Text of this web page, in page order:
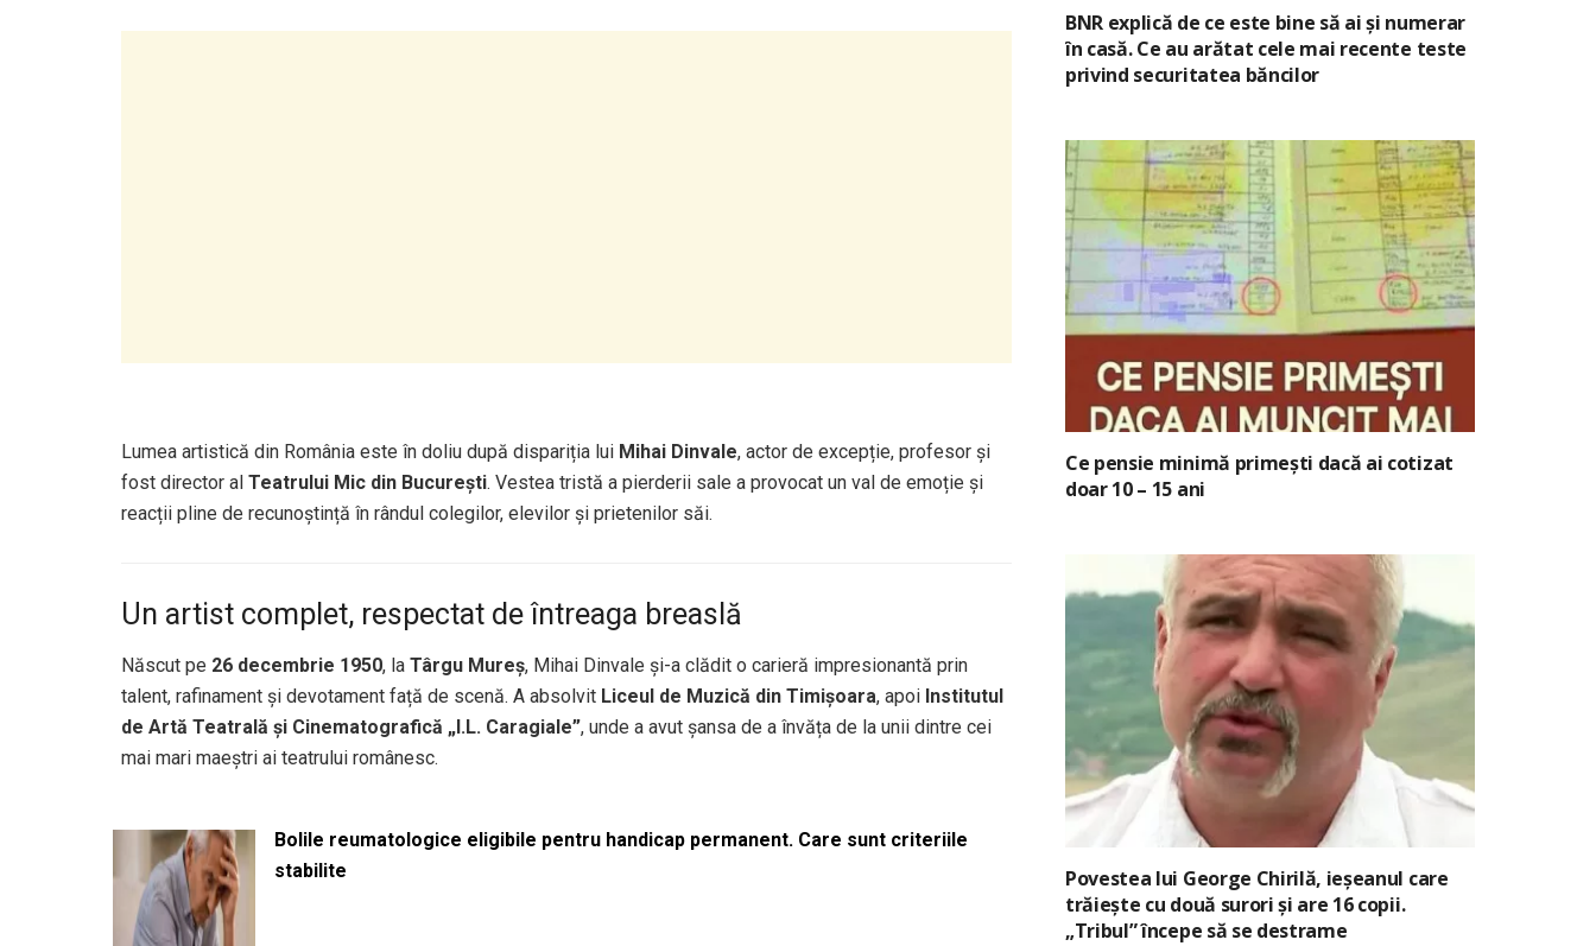
Lumea artistică din România este în doliu după dispariția lui Mihai Dinvale, actor de excepție, profesor și
fost director al Teatrului Mic din București. Vestea tristă a pierderii sale a provocat un val de emoție și
reacții pline de recunoștință în rândul colegilor, elevilor și prietenilor săi.
Un artist complet, respectat de întreaga breaslă
Născut pe 26 decembrie 1950, la Târgu Mureș, Mihai Dinvale și-a clădit o carieră impresionantă prin
talent, rafinament și devotament față de scenă. A absolvit Liceul de Muzică din Timișoara, apoi Institutul
de Artă Teatrală și Cinematografică „I.L. Caragiale”, unde a avut șansa de a învăța de la unii dintre cei
mai mari maeștri ai teatrului românesc.
Bolile reumatologice eligibile pentru handicap permanent. Care sunt criteriile
stabilite
BNR explică de ce este bine să ai și numerar
în casă. Ce au arătat cele mai recente teste
privind securitatea băncilor
Ce pensie minimă primești dacă ai cotizat
doar 10 – 15 ani
Povestea lui George Chirilă, ieșeanul care
trăiește cu două surori și are 16 copii.
„Tribul” începe să se destrame